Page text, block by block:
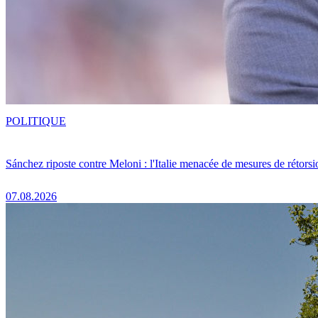
Sánchez riposte contre Meloni : l'Italie menacée de mesures de
07.08.2026
POLITIQUE